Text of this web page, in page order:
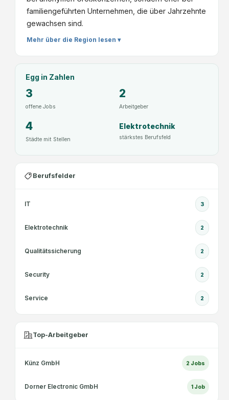
familiengeführten Unternehmen, die über Jahrzehnte
gewachsen sind.
Mehr über die Region lesen ▾
Egg in Zahlen
3
offene Jobs
2
Arbeitgeber
4
Städte mit Stellen
Elektrotechnik
stärkstes Berufsfeld
Berufsfelder
IT 3
Elektrotechnik 2
Qualitätssicherung 2
Security 2
Service 2
Top-Arbeitgeber
Künz GmbH 2 Jobs
Dorner Electronic GmbH 1 Job